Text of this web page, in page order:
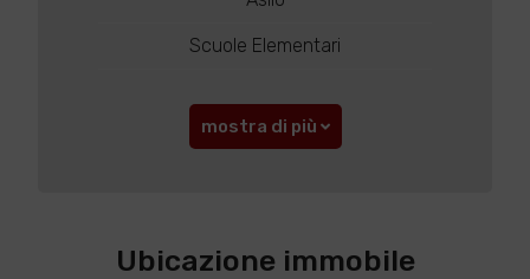
Scuole Elementari
mostra di più
Ubicazione immobile